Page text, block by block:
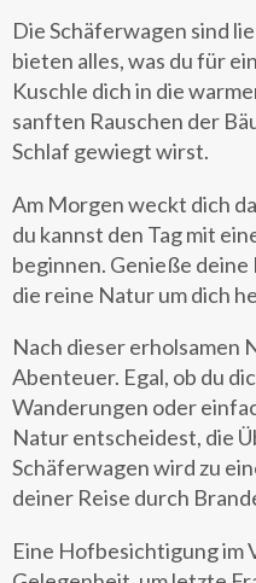
Die Schäferwagen sind
bieten alles, was du für
Kuschle dich in die
sanften Rauschen der
Schlaf gewiegt wirst.
Am Morgen weckt dich
du kannst den Tag mit
beginnen. Genieße
die reine Natur um dich
Nach dieser erholsamen
Abenteuer. Egal, ob du
Wanderungen oder
Natur entscheidest, die
Schäferwagen wird zu
deiner Reise durch
Eine Hofbesichtigung im